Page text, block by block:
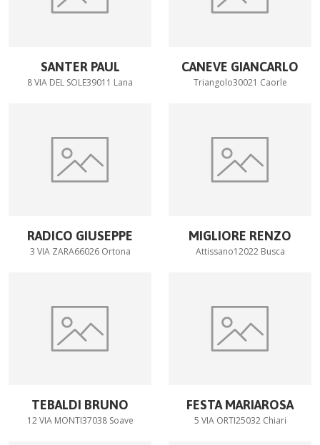
SANTER PAUL
8 VIA DEL SOLE39011 Lana
CANEVE GIANCARLO
Triangolo30021 Caorle
RADICO GIUSEPPE
3 VIA ZARA66026 Ortona
MIGLIORE RENZO
Attissano12022 Busca
TEBALDI BRUNO
12 VIA MONTI37038 Soave
FESTA MARIAROSA
5 VIA ORTI25032 Chiari